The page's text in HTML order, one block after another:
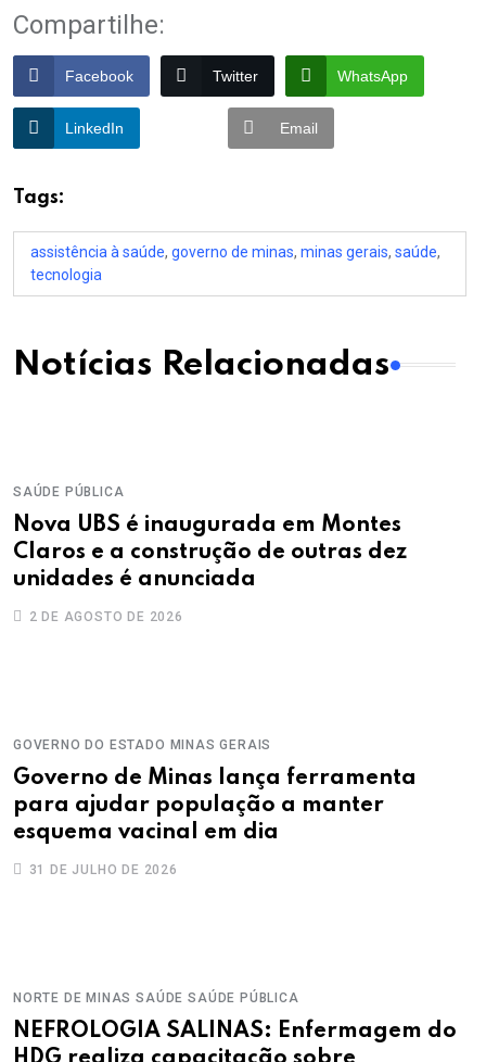
Compartilhe:
Facebook Twitter WhatsApp
LinkedIn Email
Tags:
assistência à saúde, governo de minas, minas gerais, saúde,
tecnologia
Notícias Relacionadas
SAÚDE PÚBLICA
Nova UBS é inaugurada em Montes
Claros e a construção de outras dez
unidades é anunciada
2 DE AGOSTO DE 2026
GOVERNO DO ESTADO MINAS GERAIS
Governo de Minas lança ferramenta
para ajudar população a manter
esquema vacinal em dia
31 DE JULHO DE 2026
NORTE DE MINAS SAÚDE SAÚDE PÚBLICA
NEFROLOGIA SALINAS: Enfermagem do